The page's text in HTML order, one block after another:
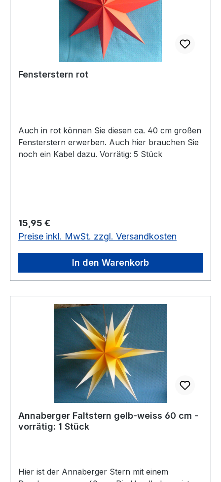
Fensterstern rot
Auch in rot können Sie diesen ca. 40 cm großen
Fensterstern erwerben. Auch hier brauchen Sie
noch ein Kabel dazu. Vorrätig: 5 Stück
Regulärer Preis:
15,95 €
Preise inkl. MwSt. zzgl. Versandkosten
In den Warenkorb
Annaberger Faltstern gelb-weiss 60 cm -
vorrätig: 1 Stück
Hier ist der Annaberger Stern mit einem